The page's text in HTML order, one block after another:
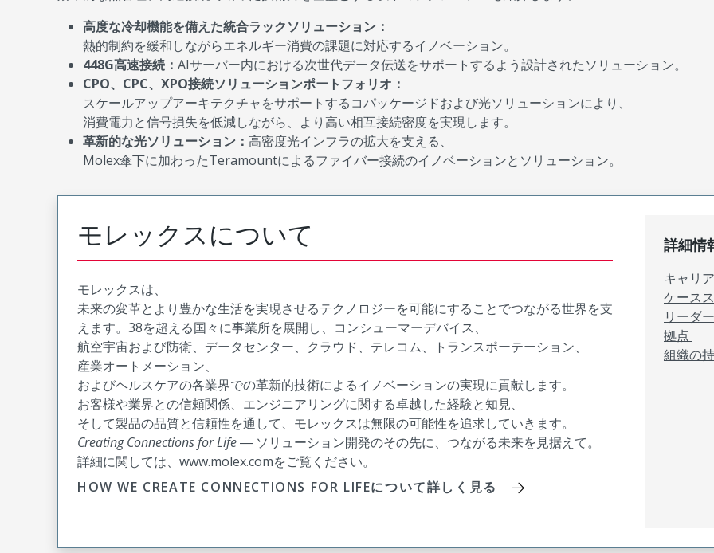
高度な冷却機能を備えた統合ラックソリューション：
熱的制約を緩和しながらエネルギー消費の課題に対応するイノベーション。
448G高速接続： AIサーバー内における次世代データ伝送をサポートするよう設計されたソリューション。
CPO、CPC、XPO接続ソリューションポートフォリオ：
スケールアップアーキテクチャをサポートするコパッケージドおよび光ソリューションにより、
消費電力と信号損失を低減しながら、より高い相互接続密度を実現します。
革新的な光ソリューション： 高密度光インフラの拡大を支える、
Molex傘下に加わったTeramountによるファイバー接続のイノベーションとソリューション。
モレックスについて
モレックスは、
未来の変革とより豊かな生活を実現させるテクノロジーを可能にすることでつながる世界を支
えます。38を超える国々に事業所を展開し、コンシューマーデバイス、
航空宇宙および防衛、データセンター、クラウド、テレコム、トランスポーテーション、
産業オートメーション、
およびヘルスケアの各業界での革新的技術によるイノベーションの実現に貢献します。
お客様や業界との信頼関係、エンジニアリングに関する卓越した経験と知見、
そして製品の品質と信頼性を通して、モレックスは無限の可能性を追求していきます。
Creating Connections for Life― ソリューション開発のその先に、つながる未来を見据えて。
詳細に関しては、www.molex.comをご覧ください。
HOW WE CREATE CONNECTIONS FOR LIFEについて詳しく見る
詳細情
キャリア
ケース
リーダ
拠点
組織の